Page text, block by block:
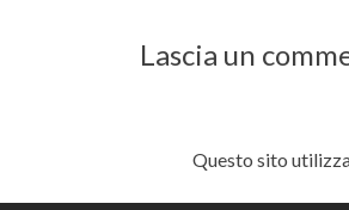
navigation
Lascia un
Questo sito